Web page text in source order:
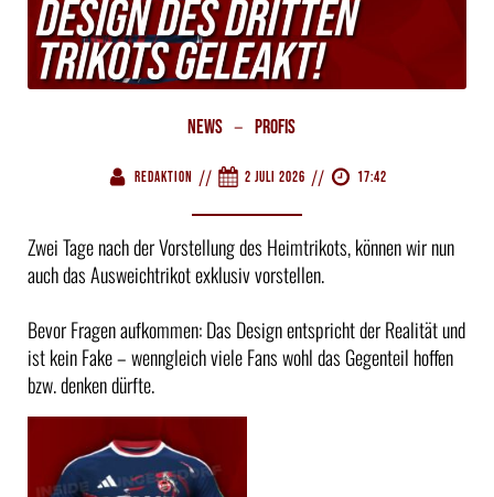
News – Profis
Redaktion // 2 Juli 2026 // 17:42
Zwei Tage nach der Vorstellung des Heimtrikots, können wir nun
auch das Ausweichtrikot exklusiv vorstellen.
Bevor Fragen aufkommen: Das Design entspricht der Realität und
ist kein Fake – wenngleich viele Fans wohl das Gegenteil hoffen
bzw. denken dürfte.